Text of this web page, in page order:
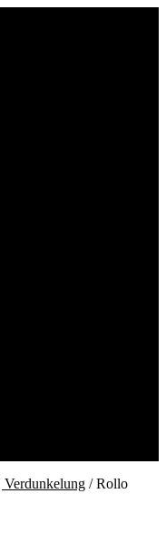
Verdunkelung /Rollo